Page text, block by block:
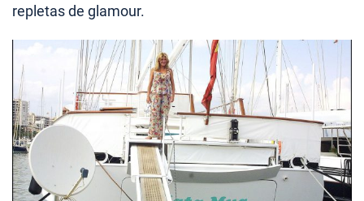
repletas de glamour.